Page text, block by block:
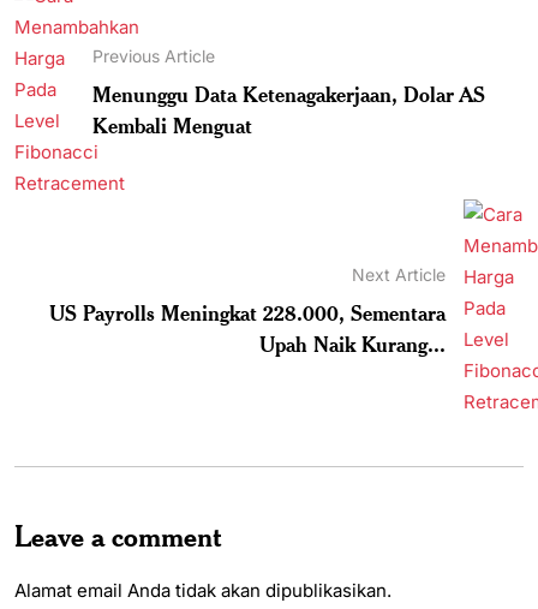
Previous Article
Menunggu Data Ketenagakerjaan, Dolar AS
Kembali Menguat
Next Article
US Payrolls Meningkat 228.000, Sementara
Upah Naik Kurang...
Leave a comment
Alamat email Anda tidak akan dipublikasikan.